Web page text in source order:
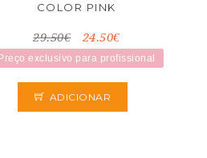
COLOR PINK
29.50€ 24.50€
Preço exclusivo para profissional
ADICIONAR